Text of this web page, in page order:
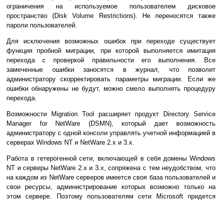
ограничения на используемое пользователем дисковое
пространство (Disk Volume Restrictions). Не переносятся также
пароли пользователей.
Для исключения возможных ошибок при переходе существует
функция пробной миграции, при которой выполняется имитация
перехода с проверкой правильности его выполнения. Все
замеченные ошибки заносятся в журнал, что позволит
администратору скорректировать параметры миграции. Если же
ошибки обнаружены не будут, можно смело выполнять процедуру
перехода.
Возможности Migration Tool расширяет продукт Directory Service
Manager for NetWare (DSMN), который дает возможность
администратору с одной консоли управлять учетной информацией в
серверах Windows NT и NetWare 2.x и 3.х.
Работа в гетерогенной сети, включающей в себя домены Windows
NT и серверы NetWare 2.х и 3.х, сопряжена с тем неудобством, что
на каждом из NetWare серверов имеется своя база пользователей и
свои ресурсы, администрирование которых возможно только на
этом сервере. Поэтому пользователям сети Microsoft придется